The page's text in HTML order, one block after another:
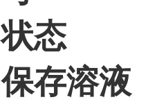
状态
保存溶液